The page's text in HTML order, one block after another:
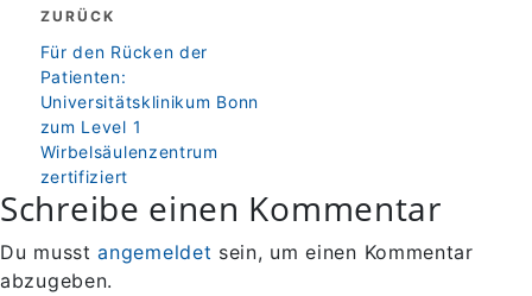
Beitragsnavigation
ZURÜCK
zurück
Für den Rücken der
Patienten:
Universitätsklinikum Bonn
zum Level 1
Wirbelsäulenzentrum
zertifiziert
Schreibe einen Kommentar
Du musstangemeldet sein, um einen Kommentar
abzugeben.